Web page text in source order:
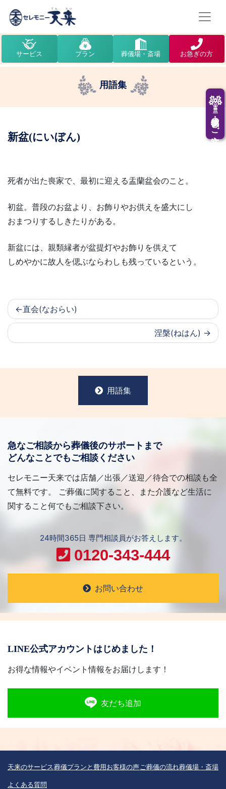
供花・供物のご注文
サービス プラン 葬儀場・斎場 お急ぎの方
用語集
新盆(にいぼん)
死者が出た喪家で、最初に迎える盂蘭盆会のこと。
初盆。普段のお盆より、お飾りやお供えを盛大にし
おまつりするしきたりがある。
新盆には、親類縁者が盆提灯やお飾りを供えて
しめやかに故人を偲ぶならわしも残っているという。
直会(なおらい)
涅槃(ねはん)
用語集
急なご相談から葬儀後のサポートまで
どんなことでもご相談ください
セレモニー天来では店舗／出張／送迎／待合での相談も全
て無料です。 ご葬儀に関すること、また介護など生活に
関すること何でもご相談下さい。
24時間365日 専門相談員がお答えします。
0120-343-444
お問い合わせ
LINE公式アカウントはじめました！
お得な情報やイベント情報をお届けします！
友だち追加
天来のサービス葬儀プランと費用お客様の声 ご葬儀の流れ葬儀場・斎場
よくある質問